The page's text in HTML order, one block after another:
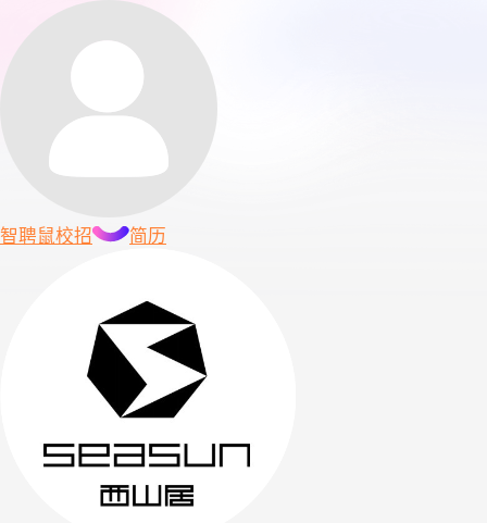
智聘鼠校招 简历